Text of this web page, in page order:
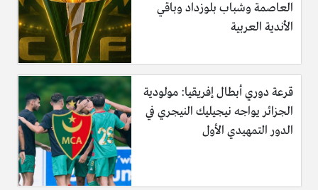
العاصمة وشباب بلوزداد وباقي
الأندية العربية
قرعة دوري أبطال إفريقيا: مولودية
الجزائر يواجه نيجيليك النيجري في
الدور التمهيدي الأول